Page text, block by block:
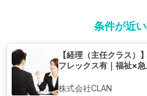
条件が近
【経理（主任クラス
フレックス有｜福祉×
株式会社CLAN